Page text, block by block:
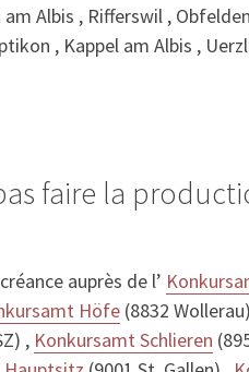
Albis , Rifferswil ,
, Kappel am Albis ,
faire la
auprès de l’
Höfe (8832
, Konkursamt Schlieren